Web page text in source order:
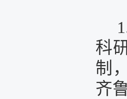
科
制
齐